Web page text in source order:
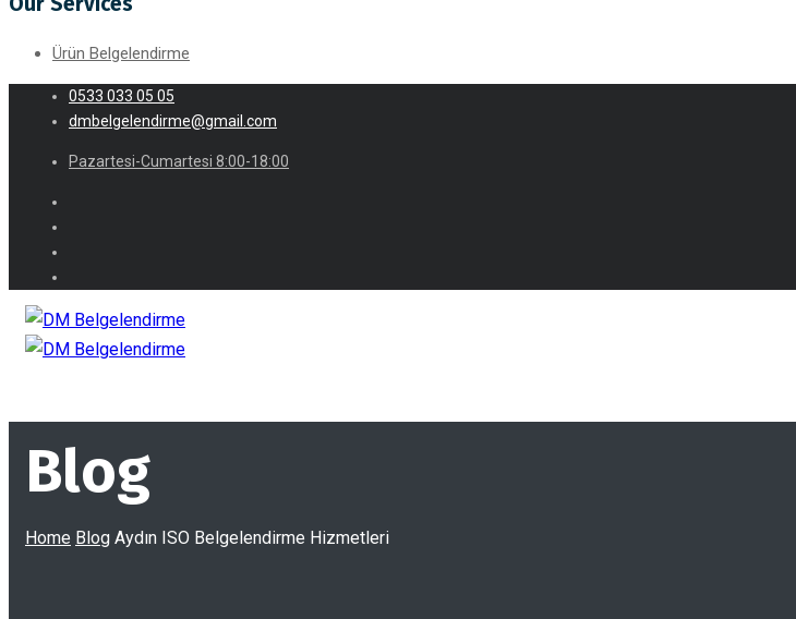
Ürün Belgelendirme
0533 033 05 05
dmbelgelendirme@gmail.com
Pazartesi-Cumartesi 8:00-18:00
Blog
Home Blog Aydın ISO Belgelendirme Hizmetleri